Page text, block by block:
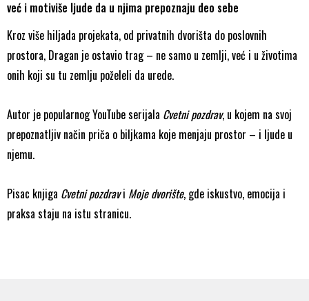
već i motiviše ljude da u njima prepoznaju deo sebe
Kroz više hiljada projekata, od privatnih dvorišta do poslovnih
prostora, Dragan je ostavio trag – ne samo u zemlji, već i u životima
onih koji su tu zemlju poželeli da urede.
Autor je popularnog YouTube serijala Cvetni pozdrav, u kojem na svoj
prepoznatljiv način priča o biljkama koje menjaju prostor – i ljude u
njemu.
Pisac knjiga Cvetni pozdravi Moje dvorište, gde iskustvo, emocija i
praksa staju na istu stranicu.